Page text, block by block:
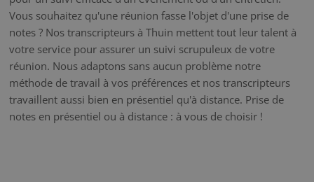
Vous souhaitez qu'une réunion fasse l'objet d'une prise de
notes ? Nos transcripteurs à Thuin mettent tout leur talent à
votre service pour assurer un suivi scrupuleux de votre
réunion. Nous adaptons sans aucun problème notre
méthode de travail à vos préférences et nos transcripteurs
travaillent aussi bien en présentiel qu'à distance. Prise de
notes en présentiel ou à distance : à vous de choisir !